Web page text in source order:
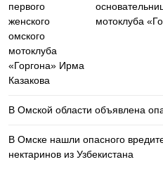
мотоклуба
В Омской области объявлена
В Омске нашли опасного
нектаринов из Узбекистана